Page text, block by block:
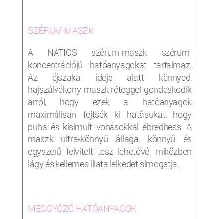
SZÉRUM-MASZK
A NATICS szérum-maszk szérum-
koncentrációjú hatóanyagokat tartalmaz.
Az éjszaka ideje alatt könnyed,
hajszálvékony maszk-réteggel gondoskodik
arról, hogy ezek a hatóanyagok
maximálisan fejtsék ki hatásukat, hogy
puha és kisimult vonásokkal ébredhess. A
maszk ultra-könnyű állaga, könnyű és
egyszerű felvitelt tesz lehetővé, miközben
lágy és kellemes illata lelkedet simogatja.
MEGGYŐZŐ HATÓANYAGOK